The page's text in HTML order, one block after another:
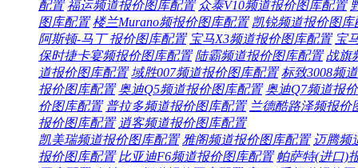
配置 福运频道报价图库配置 众泰V10频道报价图库配置
图库配置 楼兰Murano频报价图库配置 凯锐频道报价图库
阿斯顿-马丁报价图库配置 宝马X3频道报价图库配置 宝
保时捷卡宴频报价图库配置 陆霸频道报价图库配置 战旗
道报价图库配置 域胜007频道报价图库配置 标致3008频道
报价图库配置 奥迪Q5频道报价图库配置 奥迪Q7频道报价
价图库配置 普拉多频道报价图库配置 兰德酷路泽频报价
报价图库配置 逍客频道报价图库配置
凯美瑞频道报价图库配置 雅阁频道报价图库配置 迈腾频
报价图库配置 比亚迪F6频道报价图库配置 帕萨特(进口)